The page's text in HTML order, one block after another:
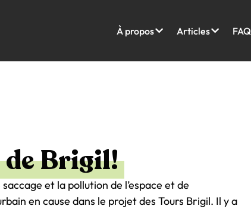
À propos Articles FAQ
de Brigil!
saccage et la pollution de l’espace et de
en cause dans le projet des Tours Brigil. Il y a